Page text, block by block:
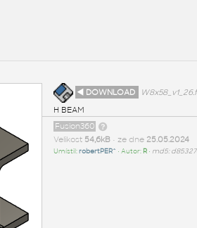
◄ DOWNLOAD
H BEAM
Fusion360
Velikost 54,6kB• ze dne 25.05.2024
Umístil:robertPER^ • Autor: R• md5: